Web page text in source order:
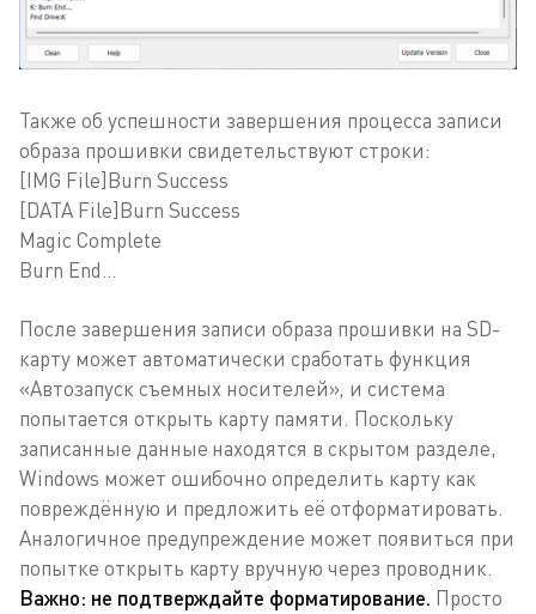
Также об успешности завершения процесса записи
образа прошивки свидетельствуют строки:
[IMG File]Burn Success
[DATA File]Burn Success
Magic Complete
Burn End…
После завершения записи образа прошивки на SD-
карту может автоматически сработать функция
«Автозапуск съемных носителей», и система
попытается открыть карту памяти. Поскольку
записанные данные находятся в скрытом разделе,
Windows может ошибочно определить карту как
повреждённую и предложить её отформатировать.
Аналогичное предупреждение может появиться при
попытке открыть карту вручную через проводник.
Важно: не подтверждайте форматирование. Просто